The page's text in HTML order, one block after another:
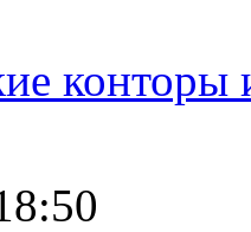
конторы